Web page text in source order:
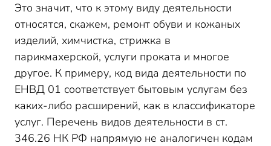
Это значит, что к этому виду деятельности
относятся, скажем, ремонт обуви и кожаных
изделий, химчистка, стрижка в
парикмахерской, услуги проката и многое
другое. К примеру, код вида деятельности по
ЕНВД 01 соответствует бытовым услугам без
каких-либо расширений, как в классификаторе
услуг. Перечень видов деятельности в ст.
346.26 НК РФ напрямую не аналогичен кодам